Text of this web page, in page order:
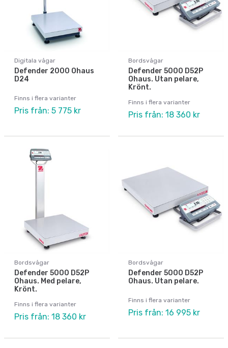
Digitala vågar
Defender 2000 Ohaus
D24
Finns i flera varianter
Pris från: 5 775 kr
Bordsvågar
Defender 5000 D52P
Ohaus. Utan pelare,
Krönt.
Finns i flera varianter
Pris från: 18 360 kr
Bordsvågar
Defender 5000 D52P
Ohaus. Med pelare,
Krönt.
Finns i flera varianter
Pris från: 18 360 kr
Bordsvågar
Defender 5000 D52P
Ohaus. Utan pelare.
Finns i flera varianter
Pris från: 16 995 kr